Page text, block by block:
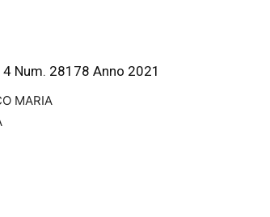
Num. 28178 Anno 2021
MARIA